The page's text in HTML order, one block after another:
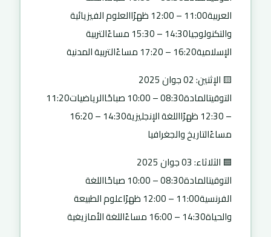
العربية11:00 – 12:00 ظهرًاالعلوم الفيزيائية
والتكنولوجيا14:30 – 15:30 مساءًالتربية
الإسلامية16:20 – 17:20 مساءًالتربية المدنية
🟨 الإثنين: 02 جوان 2025
التوقيتالمادة08:30 – 10:00 صباحًاالرياضيات11:20
– 12:30 ظهرًااللغة الإنجليزية14:30 – 16:20
مساءًالتاريخ والجغرافيا
🟦 الثلاثاء: 03 جوان 2025
التوقيتالمادة08:30 – 10:00 صباحًااللغة
الفرنسية11:00 – 12:00 ظهرًاعلوم الطبيعة
والحياة14:30 – 16:00 مساءًاللغة الأمازيغية